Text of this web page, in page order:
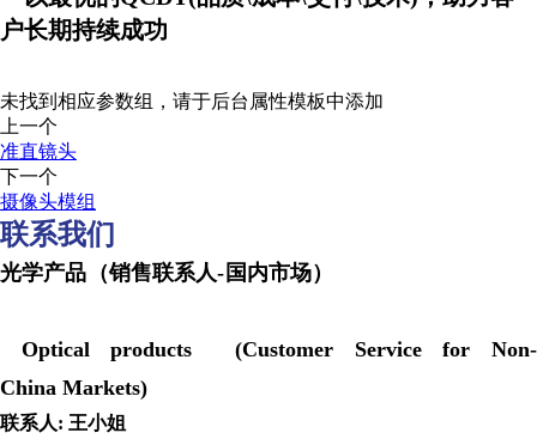
户长期持续成功
未找到相应参数组，请于后台属性模板中添加
上一个
准直镜头
下一个
摄像头模组
联系我们
光学产品（销售联系人-国内市场）
Optical products (Customer Service for Non-
China Markets)
联系人: 王小姐